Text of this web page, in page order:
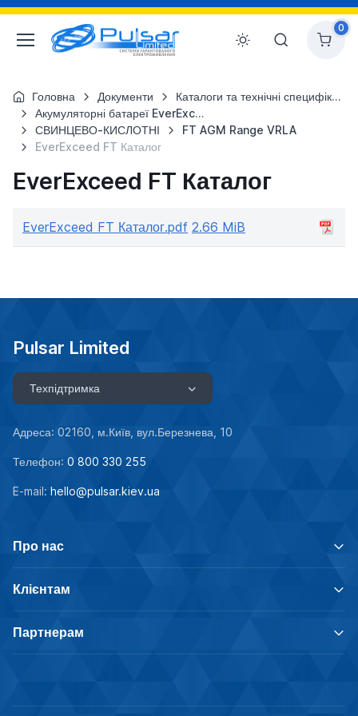
0
Головна Документи
Каталоги та технічні специфікації
Акумуляторні батареї EverExceed
СВИНЦЕВО-КИСЛОТНІ
FT AGM Range VRLA
EverExceed FT Каталог
EverExceed FT Каталог
EverExceed FT Каталог.pdf 2.66 MiB
Pulsar Limited
Техпідтримка
Адреса: 02160, м.Київ, вул.Березнева, 10
Телефон: 0 800 330 255
E-mail: hello@pulsar.kiev.ua
Про нас
Клієнтам
Партнерам